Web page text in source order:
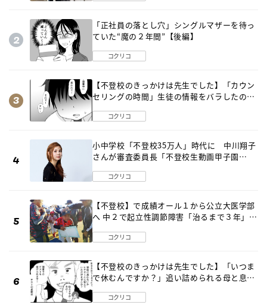
「正社員の落とし穴」シングルマザーを待っ
ていた“魔の２年間”【後編】
コクリコ
【不登校のきっかけは先生でした】「カウン
セリングの時間」生徒の情報をバラしたの
コクリコ
小中学校「不登校35万人」時代に 中川翔子
さんが審査委員長「不登校生動画甲子園
コクリコ
【不登校】で成績オール１から公立大医学部
へ 中２で起立性調節障害「治るまで３年」の
コクリコ
【不登校のきっかけは先生でした】「いつま
で休むんですか？」追い詰められる母と息子
コクリコ